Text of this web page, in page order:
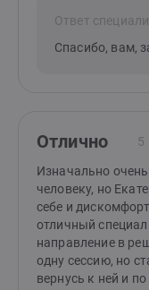
Ответ
Спасибо, вам,
Отлично 5
Изначально
человеку, но
себе и
отличный
направление в
одну сессию, но
вернусь к ней и